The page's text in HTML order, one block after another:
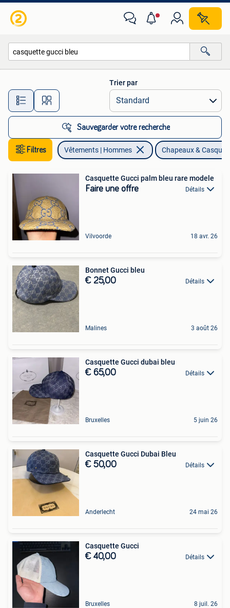
Toutes les distances…
Trier par
Sauvegarder votre recherche
Filtres Vêtements | Hommes Chapeaux &
Casquette Gucci palm bleu rare modele
Faire une offre Détails
Vilvoorde 18 avr. 26
Bonnet Gucci bleu
€ 25,00 Détails
Malines 3 août 26
Casquette Gucci dubai bleu
€ 65,00 Détails
Bruxelles 5 juin 26
Casquette Gucci Dubai Bleu
€ 50,00 Détails
Anderlecht 24 mai 26
Casquette Gucci
€ 40,00 Détails
Bruxelles 8 juil. 26